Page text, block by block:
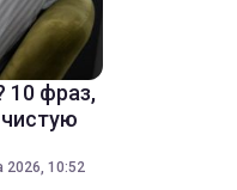
10 фраз,
2026, 10:52